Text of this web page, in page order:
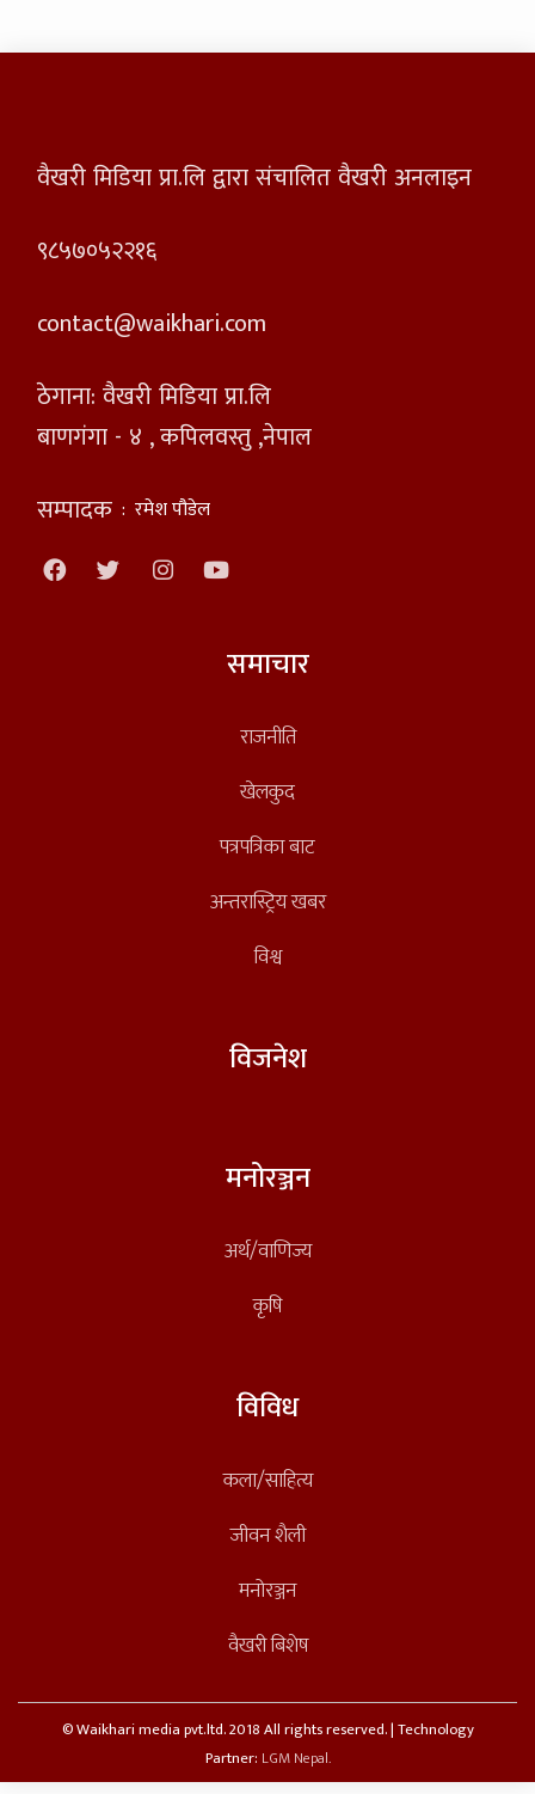
वैखरी मिडिया प्रा.लि द्वारा संचालित वैखरी अनलाइन
९८५७०५२२१६
contact@waikhari.com
ठेगाना: वैखरी मिडिया प्रा.लि
बाणगंगा - ४ , कपिलवस्तु ,नेपाल
सम्पादक : रमेश पौडेल
समाचार
राजनीति
खेलकुद
पत्रपत्रिका बाट
अन्तरास्ट्रिय खबर
विश्व
विजनेश
मनोरञ्जन
अर्थ/वाणिज्य
कृषि
विविध
कला/साहित्य
जीवन शैली
मनोरञ्जन
वैखरी बिशेष
© Waikhari media pvt.ltd. 2018 All rights reserved. | Technology
Partner: LGM Nepal.